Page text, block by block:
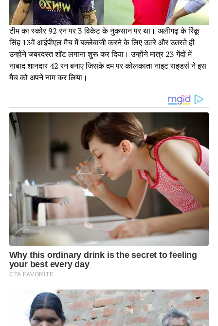
टीम का स्कोर 92 रन पर 3 विकेट के नुकसान पर था। अलीगढ़ के रिंकू
सिंह 13वें आईपीएल मैच में बल्लेबाजी करने के लिए उतरे और उतरते ही
उन्होंने जबरदस्त शॉट लगाना शुरू कर दिया। उन्होंने मात्र 23 गेंदों में
नाबाद शानदार 42 रन बनाए जिसके दम पर कोलकाता नाइट राइडर्स ने इस
मैच को अपने नाम कर लिया।